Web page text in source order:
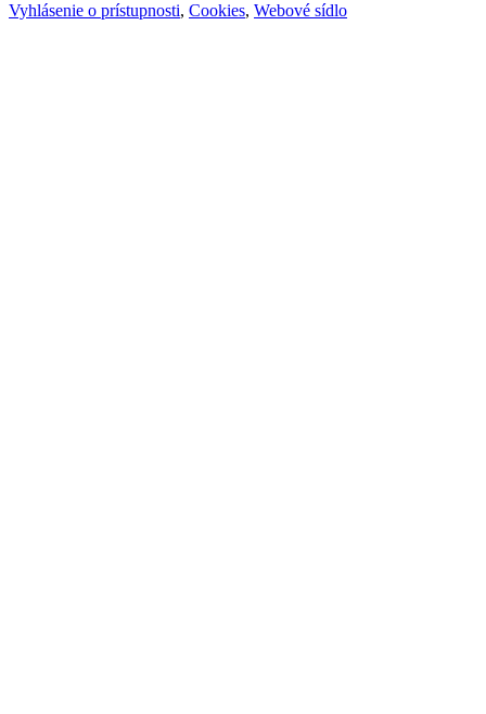
Vyhlásenie o prístupnosti, Cookies, Webové sídlo